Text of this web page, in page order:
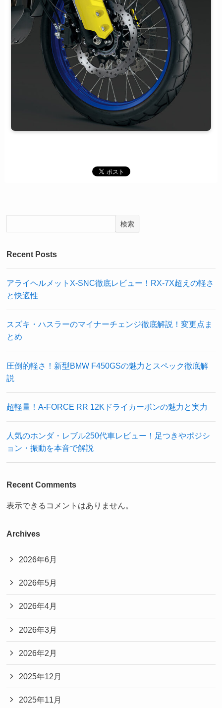
検索
Recent Posts
アライヘルメットX-SNC徹底レビュー！RX-7X超えの軽さ
と快適性
スズキ・ハスラーのマイナーチェンジ徹底解説！変更点ま
とめ
圧倒的軽さ！新型BMW F450GSの魅力とスペック徹底解
説
超軽量！A-FORCE RR 12Kドライカーボンの魅力と実力
人気のホンダ・レブル250代車レビュー！足つきやポジシ
ョン・振動を本音で解説
Recent Comments
表示できるコメントはありません。
Archives
2026年6月
2026年5月
2026年4月
2026年3月
2026年2月
2025年12月
2025年11月